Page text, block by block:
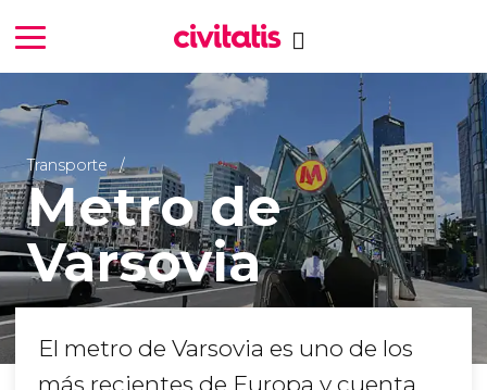
Transporte
Metro de
Varsovia
El metro de Varsovia es uno de los
más recientes de Europa y cuenta